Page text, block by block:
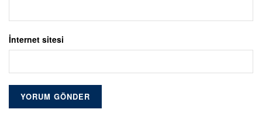
İnternet sitesi